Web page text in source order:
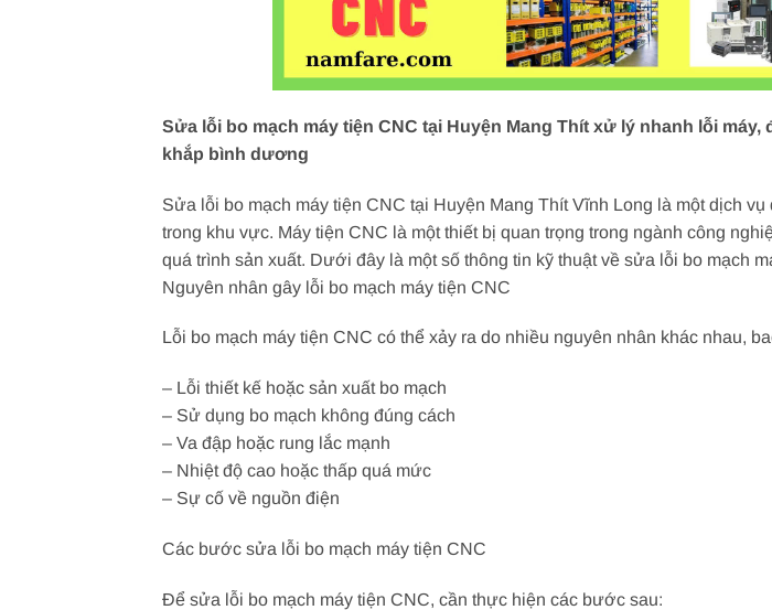
Sửa lỗi bo mạch máy tiện CNC tại Huyện Mang Thít xử lý nhanh lỗi
khắp bình dương
Sửa lỗi bo mạch máy tiện CNC tại Huyện Mang Thít Vĩnh Long là một dịch
trong khu vực. Máy tiện CNC là một thiết bị quan trọng trong ngành công
quá trình sản xuất. Dưới đây là một số thông tin kỹ thuật về sửa lỗi bo mạch
Nguyên nhân gây lỗi bo mạch máy tiện CNC
Lỗi bo mạch máy tiện CNC có thể xảy ra do nhiều nguyên nhân khác nhau,
– Lỗi thiết kế hoặc sản xuất bo mạch
– Sử dụng bo mạch không đúng cách
– Va đập hoặc rung lắc mạnh
– Nhiệt độ cao hoặc thấp quá mức
– Sự cố về nguồn điện
Các bước sửa lỗi bo mạch máy tiện CNC
Để sửa lỗi bo mạch máy tiện CNC, cần thực hiện các bước sau: